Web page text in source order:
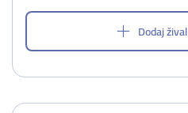
Dodaj žival